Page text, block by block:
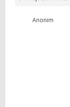
Anonim